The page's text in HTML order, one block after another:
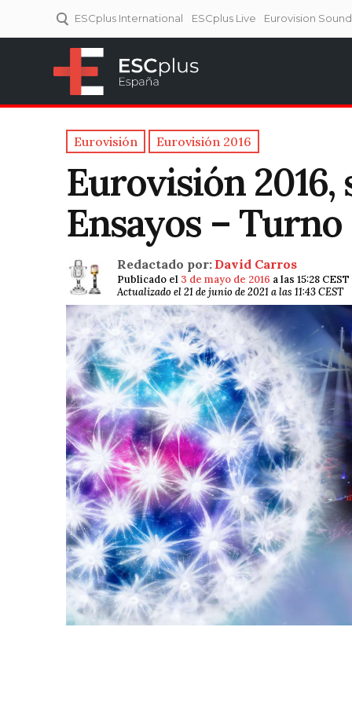
ESCplus International ESCplus Live Eurovision Sound
Eurovisión Eurovisión 2016
Eurovisión 2016,
Ensayos –
Redactado por: David Carros
Publicado el 3 de mayo de 2016 a las 15:28 CEST
Actualizado el 21 de junio de 2021 a las 11:43 CEST